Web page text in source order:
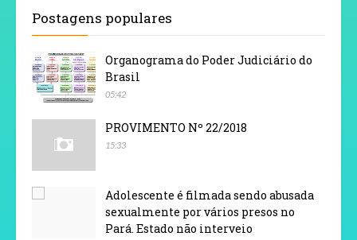
Postagens populares
Organograma do Poder Judiciário do
Brasil
05:42
PROVIMENTO Nº 22/2018
15:33
Adolescente é filmada sendo abusada
sexualmente por vários presos no
Pará. Estado não interveio